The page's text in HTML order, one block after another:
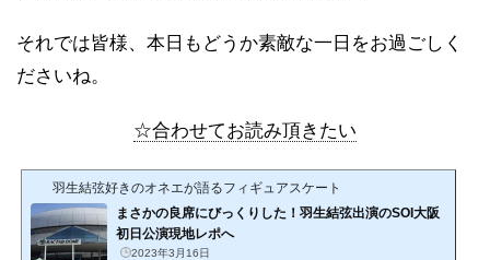
それでは皆様、本日もどうか素敵な一日をお過ごしく
ださいね。
☆合わせてお読み頂きたい
羽生結弦好きのオネエが語るフィギュアスケート
まさかの良席にびっくりした！羽生結弦出演のSOI大阪
初日公演現地レポへ
2023年3月16日